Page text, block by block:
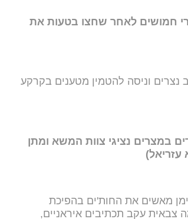
חמושים לאחר שחצו בטעות את
וניסה להטמין מטענים בקרקע
במצרים נציגי צוות המשא ומתן
עזריאל)
מאשים את החות'ים בהפיכת
צבאית עקב תכתיבים איראניים,